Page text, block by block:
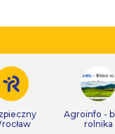
Agroinfo -
rolnika